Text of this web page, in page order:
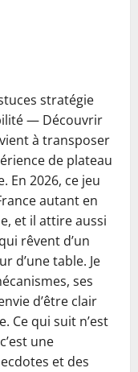
stratégie
— Découvrir
à transposer
de plateau
En 2026, ce jeu
autant en
et il attire aussi
rêvent d’un
d’une table. Je
ses
d’être clair
Ce qui suit n’est
une
et des